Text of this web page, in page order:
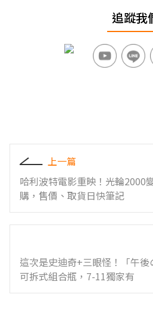
追蹤我
上一篇
哈利波特電影重映！光輪2000
購，售價、取貨日快筆記
這次是史迪奇+三眼怪！「午
可拆式組合瓶，7-11獨家有